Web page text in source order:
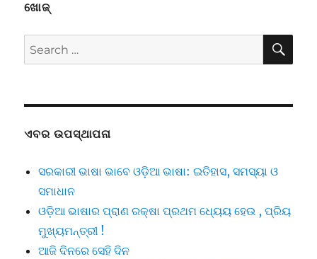
ଖୋଜ୍
Search
for:
ଏବର ଉପସ୍ଥାପନା
ସରକାରୀ ଭାଷା ଭାବେ ଓଡ଼ିଆ ଭାଷା: ଇତିହାସ, ସମସ୍ୟା ଓ
ସମାଧାନ
ଓଡ଼ିଆ ଭାଷାର ପ୍ରାଣ ରକ୍ଷା ପ୍ରଥମ ଧ୍ୟେୟ ହେଉ , ପ୍ରିୟ
ମୁଖ୍ୟମନ୍ତ୍ରୀ !
ଆଜି ଦିନରେ ସେହି ଦିନ